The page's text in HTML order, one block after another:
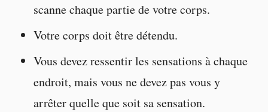
scanne chaque partie de votre corps.
Votre corps doit être détendu.
Vous devez ressentir les sensations à chaque
endroit, mais vous ne devez pas vous y
arrêter quelle que soit sa sensation.